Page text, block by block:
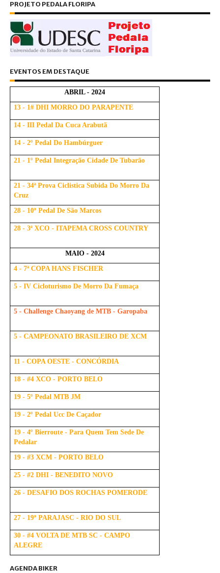
PROJETO PEDALA FLORIPA
EVENTOS EM DESTAQUE
ABRIL - 2024
13 - 1# DHI MORRO DO PARAPENTE
14 - III Pedal Da Cuca Arabutã
14 - 2º Pedal Do Hambúrguer
21 - 1º Pedal Integração Cidade De Tubarão
21 - 34ª Prova Ciclistica Subida Do Morro Da
Cruz
28 - 10º Pedal De São Marcos
28 - 3ª XCO - ITAPEMA CROSS COUNTRY
MAIO - 2024
4 - 7ª COPA HANS FISCHER
5 - IV Cicloturismo De Morro Da Fumaça
5 - Challenge Chaoyang de MTB - Garopaba
5 - CAMPEONATO BRASILEIRO DE XCM
11 - COPA OESTE - CONCÓRDIA
18 - #4 XCO - PORTO BELO
19 - 5º Pedal MTB JM
19 - 2º Pedal Ucc De Caçador
19 - 4º Bierroute - Para Quem Tem Sede De
Pedalar
19 - #3 XCM - PORTO BELO
25 - #2 DHI - BENEDITO NOVO
26 - DESAFIO DOS ROCHAS POMERODE
27 - 19º PARAJASC - RIO DO SUL
30 - #4 VOLTA DE MTB SC - CAMPO
ALEGRE
AGENDA BIKER